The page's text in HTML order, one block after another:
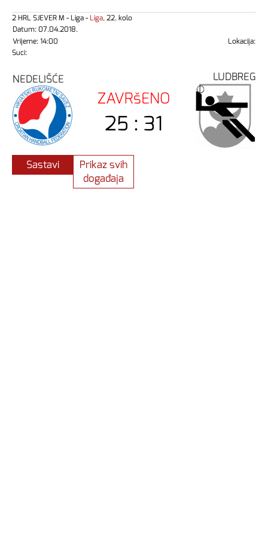
2 HRL SJEVER M - Liga - Liga,22. kolo
Datum: 07.04.2018.
Vrijeme: 14:00
Lokacija:
Suci:
NEDELIŠĆE
ZAVRšENO
25 : 31
LUDBREG
Sastavi
Prikaz svih
događaja